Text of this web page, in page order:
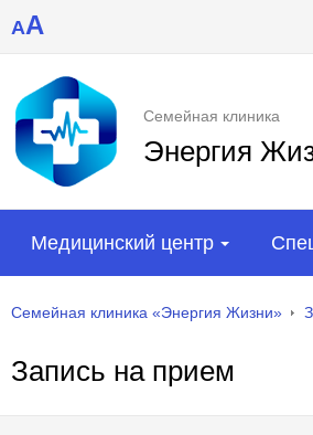
AA
Семейная клиника
Энергия
Медицинский центр
Семейная клиника «Энергия Жизни»
Запись на прием